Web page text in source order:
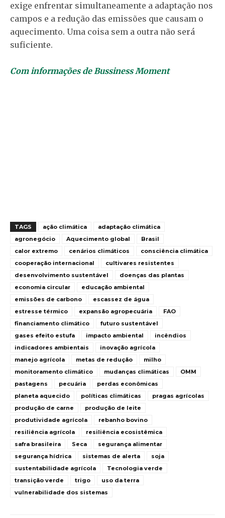
exige enfrentar simultaneamente a adaptação nos
campos e a redução das emissões que causam o
aquecimento. Uma coisa sem a outra não será
suficiente.
Com informações de Bussiness Moment
TAGS ação climática
adaptação climática
agronegócio
Aquecimento global
Brasil
calor extremo
cenários climáticos
consciência climática
cooperação internacional
cultivares resistentes
desenvolvimento sustentável
doenças das plantas
economia circular
educação ambiental
emissões de carbono
escassez de água
estresse térmico
expansão agropecuária
FAO
financiamento climático
futuro sustentável
gases efeito estufa
impacto ambiental
incêndios
indicadores ambientais
inovação agrícola
manejo agrícola
metas de redução
milho
monitoramento climático
mudanças climáticas
OMM
pastagens
pecuária
perdas econômicas
planeta aquecido
políticas climáticas
pragas agrícolas
produção de carne
produção de leite
produtividade agrícola
rebanho bovino
resiliência agrícola
resiliência ecosistêmica
safra brasileira
Seca
segurança alimentar
segurança hídrica
sistemas de alerta
soja
sustentabilidade agrícola
Tecnologia verde
transição verde
trigo
uso da terra
vulnerabilidade dos sistemas